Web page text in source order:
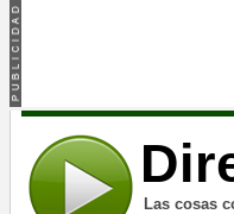
Las cosas